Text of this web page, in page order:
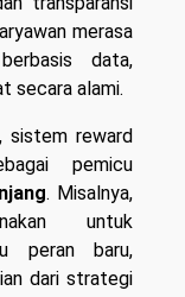
merasa
data,
secara alami.
sistem reward
pemicu
. Misalnya,
untuk
peran baru,
dari strategi